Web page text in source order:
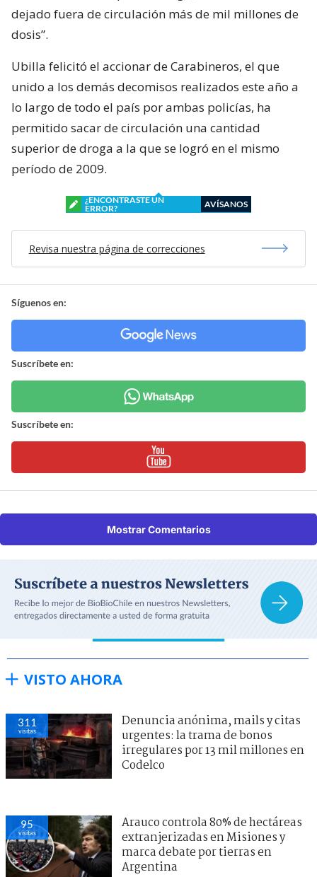
dejado fuera de circulación más de mil millones de
dosis”.
Ubilla felicitó el accionar de Carabineros, el que
unido a los demás decomisos realizados este año a
lo largo de todo el país por ambas policías, ha
permitido sacar de circulación una cantidad
superior de droga a la que se logró en el mismo
período de 2009.
¿ENCONTRASTE UN
ERROR?
AVÍSANOS
Revisa nuestra página de correcciones
Síguenos en:
Suscríbete en:
Suscríbete en:
Mostrar Comentarios
VISTO AHORA
311
visitas
Denuncia anónima, mails y citas
urgentes: la trama de bonos
irregulares por 13 mil millones en
Codelco
95
visitas
Arauco controla 80% de hectáreas
extranjerizadas en Misiones y
marca debate por tierras en
Argentina